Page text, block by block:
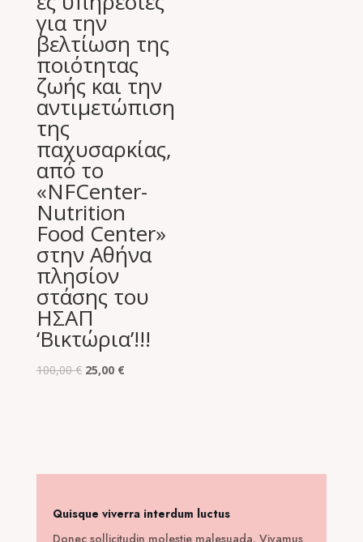
για την
βελτίωση της
ποιότητας
ζωής και την
αντιμετώπιση
της
παχυσαρκίας,
από το
«NFCenter-
Nutrition
Food Center»
στην Αθήνα
πλησίον
στάσης του
ΗΣΑΠ
‘Βικτώρια’!!!
100,00€ Original
25,00 €Η
Quisque viverra interdum luctus